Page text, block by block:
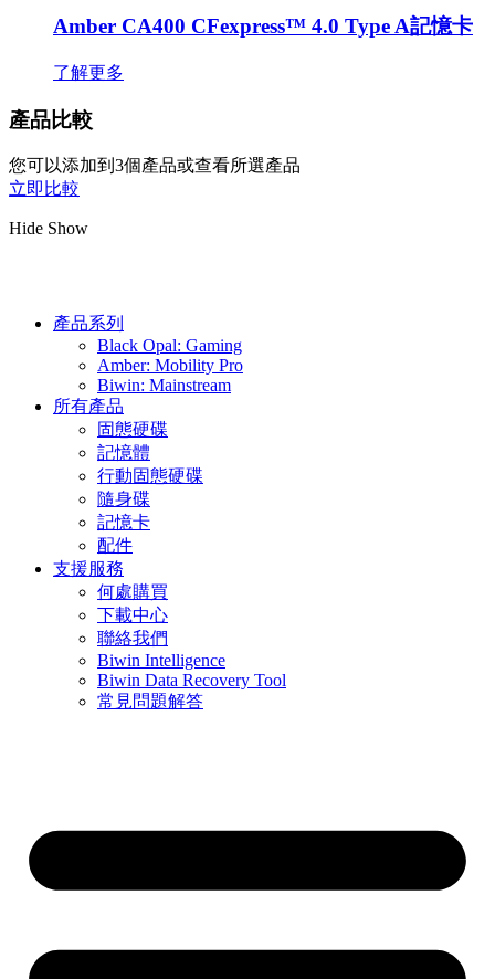
Amber CA400 CFexpress™ 4.0 Type A記憶卡
了解更多
產品比較
您可以添加到3個產品或查看所選產品
立即比較
Hide Show
產品系列
Black Opal: Gaming
Amber: Mobility Pro
Biwin: Mainstream
所有產品
固態硬碟
記憶體
行動固態硬碟
隨身碟
記憶卡
配件
支援服務
何處購買
下載中心
聯絡我們
Biwin Intelligence
Biwin Data Recovery Tool
常見問題解答